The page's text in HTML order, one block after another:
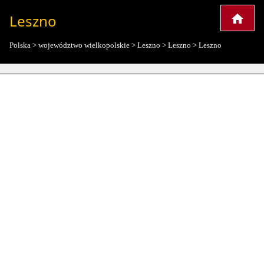
Leszno
Polska > województwo wielkopolskie > Leszno > Leszno > Leszno